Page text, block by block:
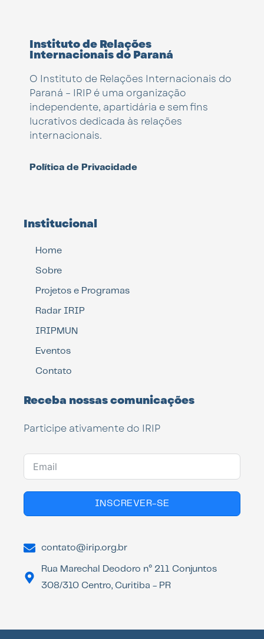
Instituto de Relações
Internacionais do Paraná
O Instituto de Relações Internacionais do
Paraná – IRIP é uma organização
independente, apartidária e sem fins
lucrativos dedicada às relações
internacionais.
Política de Privacidade
Institucional
Home
Sobre
Projetos e Programas
Radar IRIP
IRIPMUN
Eventos
Contato
Receba nossas comunicações
Participe ativamente do IRIP
INSCREVER-SE
contato@irip.org.br
Rua Marechal Deodoro n° 211 Conjuntos
308/310 Centro, Curitiba - PR